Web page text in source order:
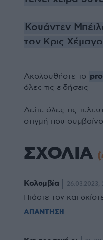
Κουάντεν
τον Κρις
Ακολουθήστε το
όλες τις ειδήσεις
Δείτε όλες τις
στιγμή που
ΣΧΟΛΙΑ
Κολομβία 26.03.2023,
Πιάστε τον και
ΑΠΑΝΤΗΣΗ